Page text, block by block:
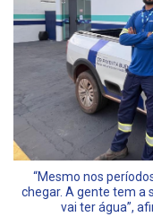
“Mesmo nos
chegar. A gente tem a
vai ter água”,